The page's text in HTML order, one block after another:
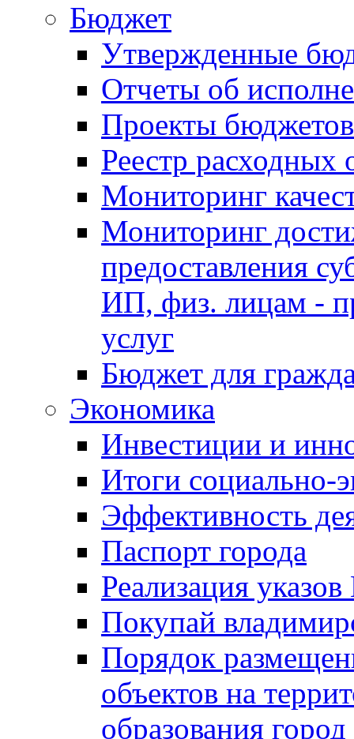
Бюджет
Утвержденные
Отчеты об
Проекты бюджетов
Реестр расходных
Мониторинг
Мониторинг
предоставления
ИП, физ. лицам -
услуг
Бюджет для
Экономика
Инвестиции и
Итоги социально-
Эффективность
Паспорт города
Реализация
Покупай
Порядок
объектов на
образования